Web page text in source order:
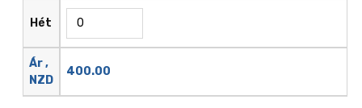
Hét
Ár ,
NZD
400.00